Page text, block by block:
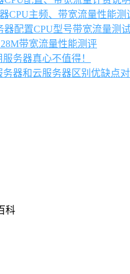
CPU主频、带宽流量性能测
器配置CPU型号带宽流量测
带宽流量性能测评
务器真心不值得！
器和云服务器区别优缺点
科